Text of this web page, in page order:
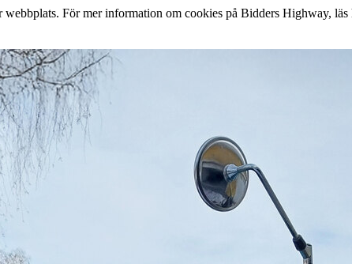
För mer information om cookies på Bidders Highway, läs